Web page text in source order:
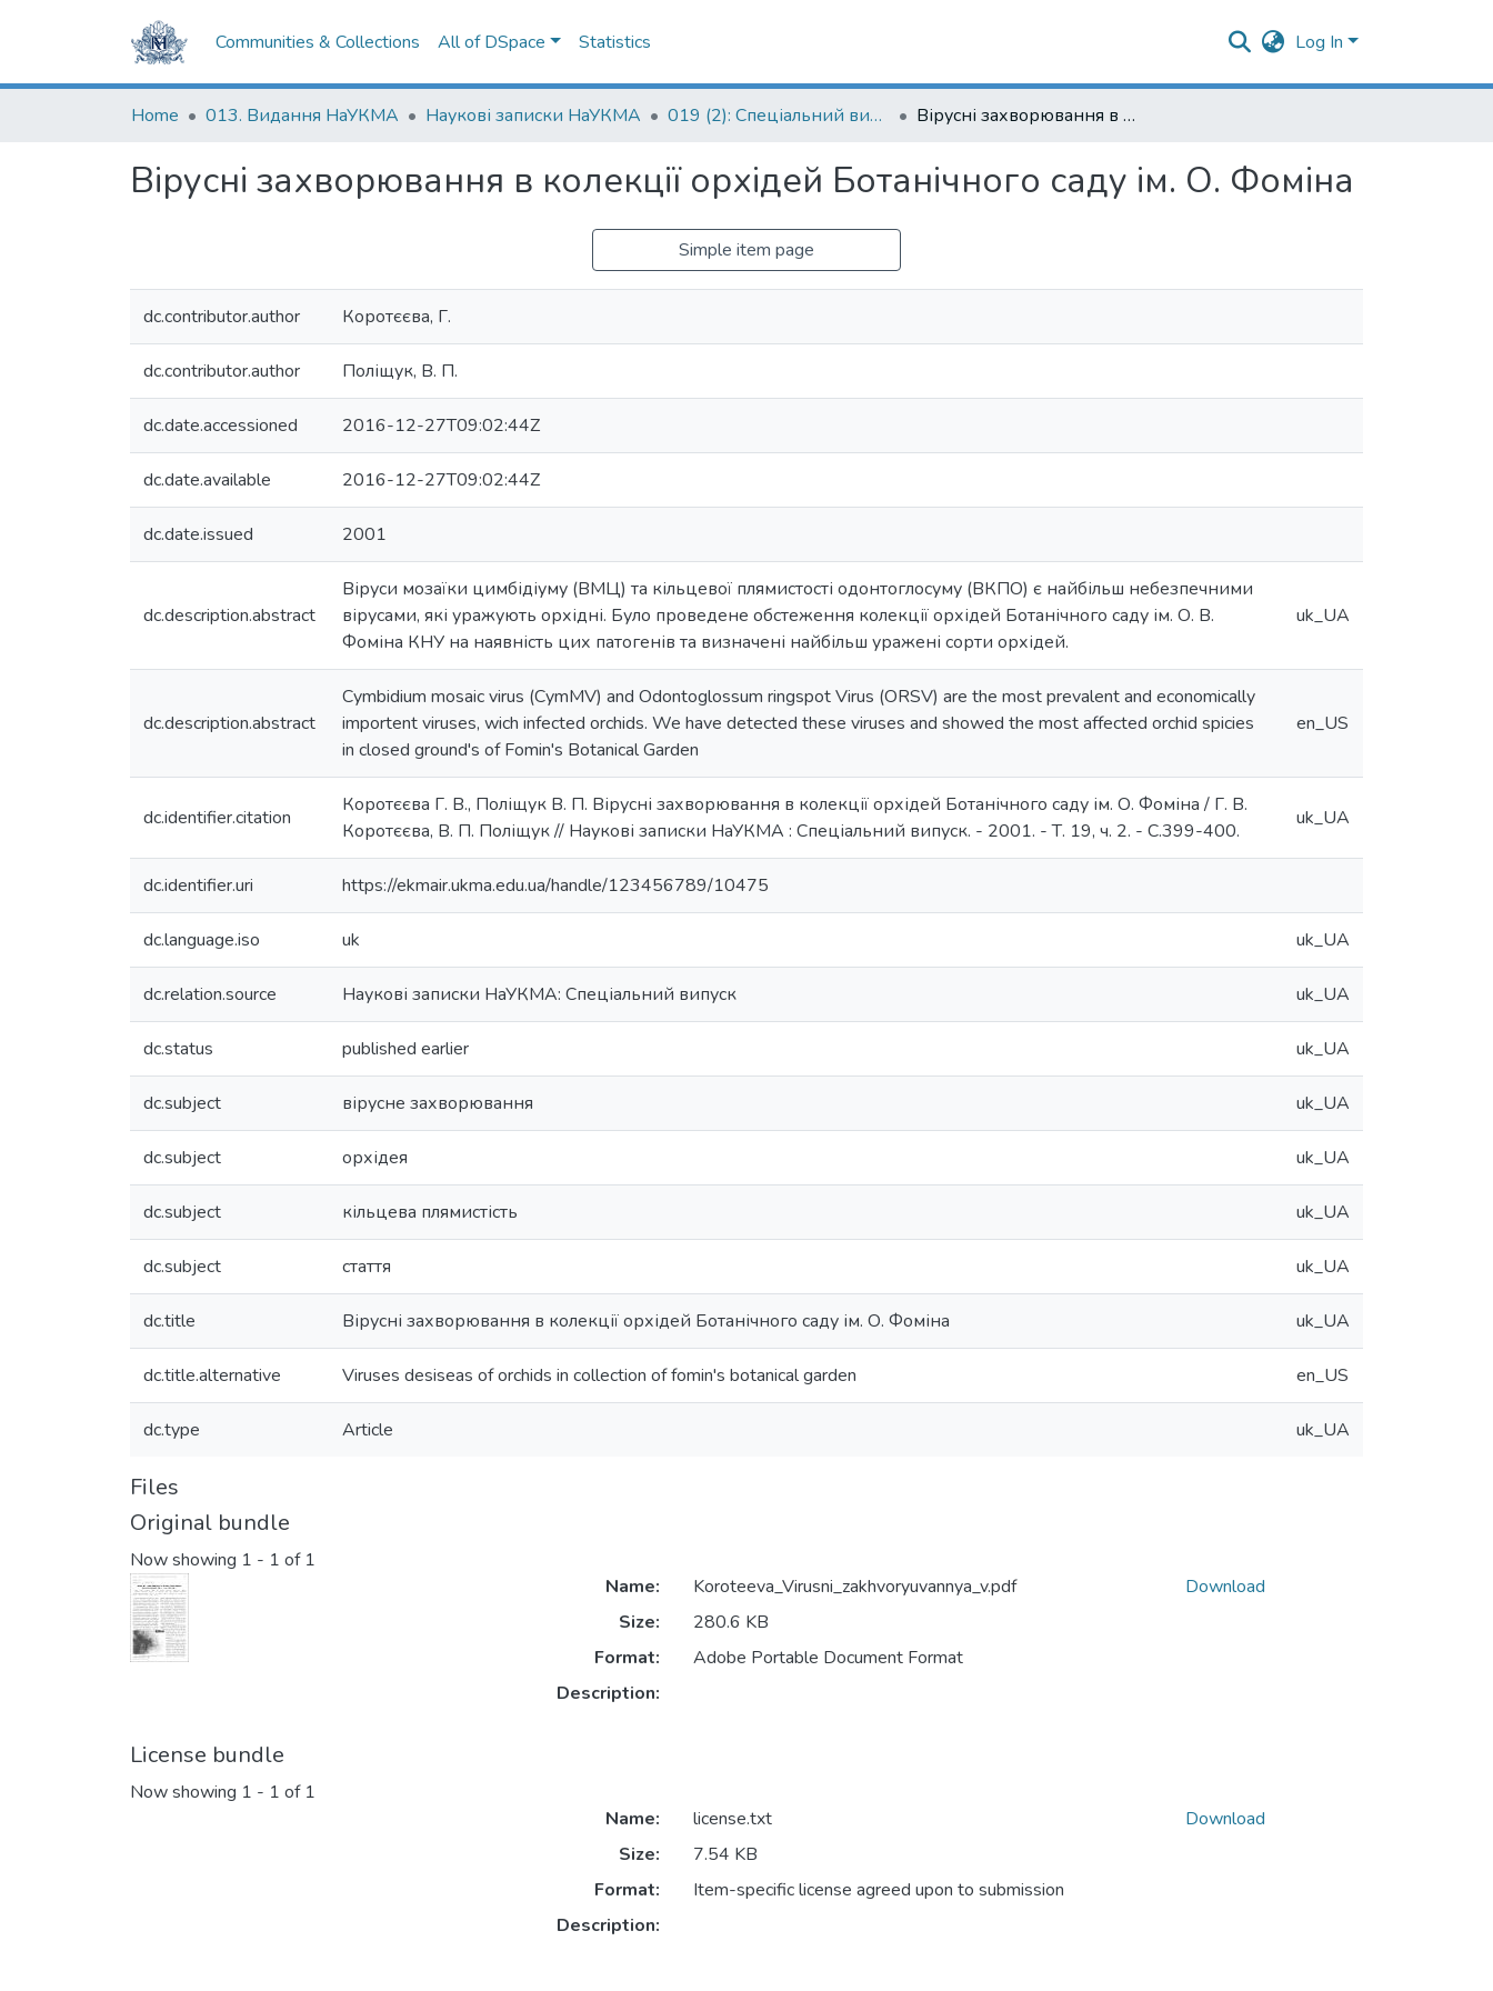
Communities & Collections All of DSpace Statistics Log In
Home 013. Видання НаУКМА Наукові записки НаУКМА 019 (2): Спеціальний випуск Вірусні захворювання в колекції орхідей Ботанічного саду ім. О. Фоміна
Вірусні захворювання в колекції орхідей Ботанічного саду ім. О. Фоміна
Simple item page
dc.contributor.author Коротєєва, Г.
dc.contributor.author Поліщук, В. П.
dc.date.accessioned 2016-12-27T09:02:44Z
dc.date.available 2016-12-27T09:02:44Z
dc.date.issued 2001
dc.description.abstract
Віруси мозаїки цимбідіуму (ВМЦ) та кільцевої плямистості одонтоглосуму (ВКПО) є найбільш небезпечними
вірусами, які уражують орхідні. Було проведене обстеження колекції орхідей Ботанічного саду ім. О. В.
Фоміна КНУ на наявність цих патогенів та визначені найбільш уражені сорти орхідей.
uk_UA
dc.description.abstract
Cymbidium mosaic virus (CymMV) and Odontoglossum ringspot Virus (ORSV) are the most prevalent and economically
importent viruses, wich infected orchids. We have detected these viruses and showed the most affected orchid spicies
in closed ground's of Fomin's Botanical Garden
en_US
dc.identifier.citation
Коротєєва Г. В., Поліщук В. П. Вірусні захворювання в колекції орхідей Ботанічного саду ім. О. Фоміна / Г. В.
Коротєєва, В. П. Поліщук // Наукові записки НаУКМА : Спеціальний випуск. - 2001. - Т. 19, ч. 2. - C.399-400.
uk_UA
dc.identifier.uri https://ekmair.ukma.edu.ua/handle/123456789/10475
dc.language.iso uk uk_UA
dc.relation.source Наукові записки НаУКМА: Спеціальний випуск uk_UA
dc.status published earlier uk_UA
dc.subject вірусне захворювання uk_UA
dc.subject орхідея uk_UA
dc.subject кільцева плямистість uk_UA
dc.subject стаття uk_UA
dc.title Вірусні захворювання в колекції орхідей Ботанічного саду ім. О. Фоміна uk_UA
dc.title.alternative Viruses desiseas of orchids in collection of fomin's botanical garden en_US
dc.type Article uk_UA
Files
Original bundle
Now showing 1 - 1 of 1
Name:
Koroteeva_Virusni_zakhvoryuvannya_v.pdf
Size:
280.6 KB
Format:
Adobe Portable Document Format
Description:
Download
License bundle
Now showing 1 - 1 of 1
Name:
license.txt
Size:
7.54 KB
Format:
Item-specific license agreed upon to submission
Description:
Download